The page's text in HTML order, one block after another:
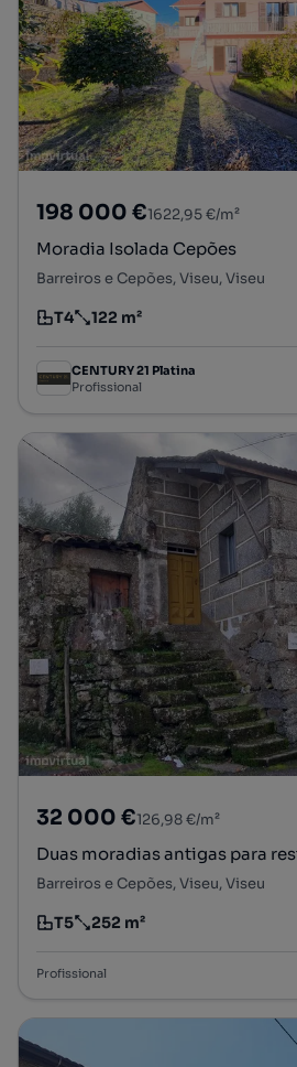
198 000 €1622,95 €/m²
Moradia Isolada Cepões
Barreiros e Cepões, Viseu, Viseu
Tipologia
T4
Preço por metro quadrado
122 m²
CENTURY 21 Platina
Profissional
32 000 €126,98 €/m²
Duas moradias antigas para
Barreiros e Cepões, Viseu, Viseu
Tipologia
T5
Preço por metro quadrado
252 m²
Profissional